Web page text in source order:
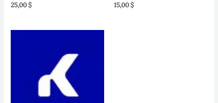
25,00$ 15,00$